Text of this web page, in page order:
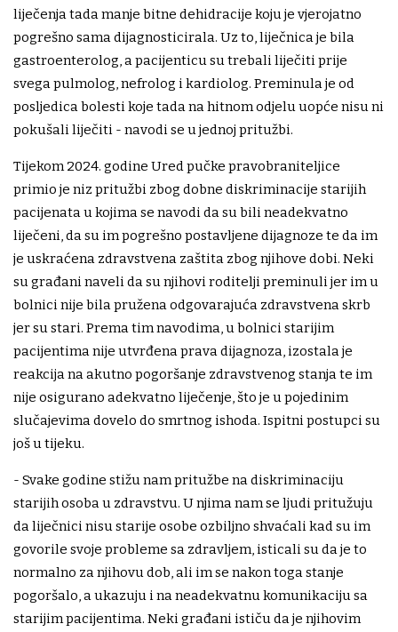
liječenja tada manje bitne dehidracije koju je vjerojatno
pogrešno sama dijagnosticirala. Uz to, liječnica je bila
gastroenterolog, a pacijenticu su trebali liječiti prije
svega pulmolog, nefrolog i kardiolog. Preminula je od
posljedica bolesti koje tada na hitnom odjelu uopće nisu ni
pokušali liječiti - navodi se u jednoj pritužbi.
Tijekom 2024. godine Ured pučke pravobraniteljice
primio je niz pritužbi zbog dobne diskriminacije starijih
pacijenata u kojima se navodi da su bili neadekvatno
liječeni, da su im pogrešno postavljene dijagnoze te da im
je uskraćena zdravstvena zaštita zbog njihove dobi. Neki
su građani naveli da su njihovi roditelji preminuli jer im u
bolnici nije bila pružena odgovarajuća zdravstvena skrb
jer su stari. Prema tim navodima, u bolnici starijim
pacijentima nije utvrđena prava dijagnoza, izostala je
reakcija na akutno pogoršanje zdravstvenog stanja te im
nije osigurano adekvatno liječenje, što je u pojedinim
slučajevima dovelo do smrtnog ishoda. Ispitni postupci su
još u tijeku.
- Svake godine stižu nam pritužbe na diskriminaciju
starijih osoba u zdravstvu. U njima nam se ljudi pritužuju
da liječnici nisu starije osobe ozbiljno shvaćali kad su im
govorile svoje probleme sa zdravljem, isticali su da je to
normalno za njihovu dob, ali im se nakon toga stanje
pogoršalo, a ukazuju i na neadekvatnu komunikaciju sa
starijim pacijentima. Neki građani ističu da je njihovim